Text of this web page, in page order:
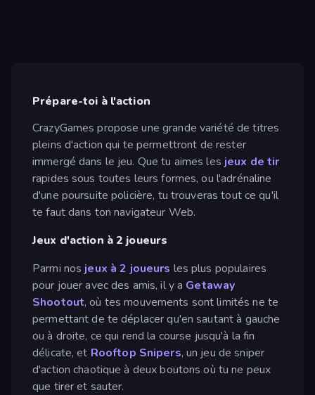
Prépare-toi à l'action
CrazyGames propose une grande variété de titres
pleins d'action qui te permettront de rester
immergé dans le jeu. Que tu aimes les jeux de tir
rapides sous toutes leurs formes, ou l'adrénaline
d'une poursuite policière, tu trouveras tout ce qu'il
te faut dans ton navigateur Web.
Jeux d'action à 2 joueurs
Parmi nos jeux à 2 joueurs les plus populaires
pour jouer avec des amis, il y a Getaway
Shootout, où tes mouvements sont limités ne te
permettant de te déplacer qu'en sautant à gauche
ou à droite, ce qui rend la course jusqu'à la fin
délicate, et Rooftop Snipers, un jeu de sniper
d'action chaotique à deux boutons où tu ne peux
que tirer et sauter.